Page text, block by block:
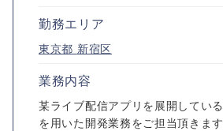
勤務エリア
東京都 新宿区
業務内容
某ライブ配信アプリを展開してい
を用いた開発業務をご担当頂きます